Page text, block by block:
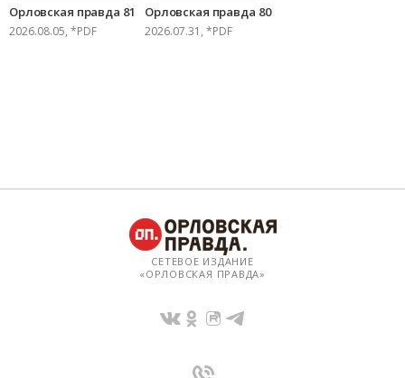
Орловская правда 81
2026.08.05, *PDF
Орловская правда 80
2026.07.31, *PDF
СЕТЕВОЕ ИЗДАНИЕ
«ОРЛОВСКАЯ ПРАВДА»